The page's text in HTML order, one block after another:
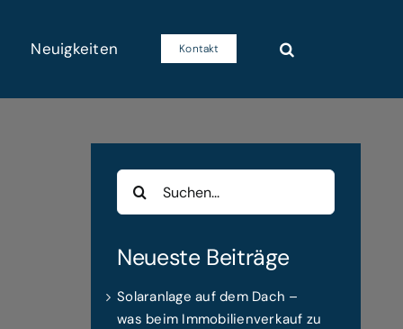
Neuigkeiten Kontakt
Suche
nach:
Neueste Beiträge
Solaranlage auf dem Dach –
was beim Immobilienverkauf zu